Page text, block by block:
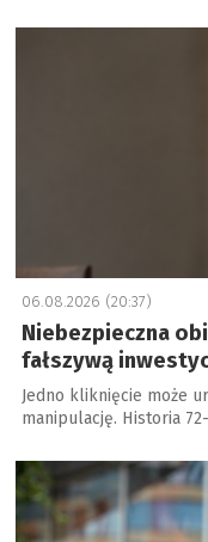
a
06.08.2026 (20:37)
Niebezpieczna
fałszywą
Jedno kliknięcie może
manipulację. Historia
a